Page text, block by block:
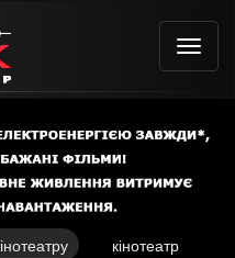
Toggle
кінотеатр